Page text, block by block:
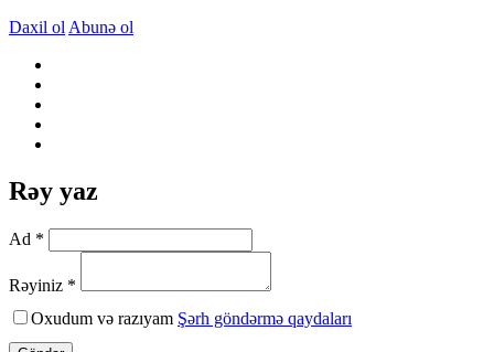
Daxil ol Abunə ol
Rəy yaz
Ad *
Rəyiniz *
Oxudum və razıyam Şərh göndərmə qaydaları